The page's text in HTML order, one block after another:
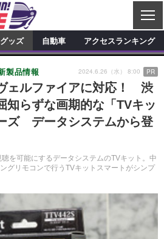
C
L
S
新製品情報
ショップ訪問記
デモカー製作記
カスタマイズ新製品情報
カーグッズ新製品情報
ッズ 自動車 アクセスランキング
ェルファイアに対応！ 渋
知らずな画期的な「TVキッ
ズ データシステムから登
を可能にするデータシステムのTVキット。中
グリモコンで行うTVキットスマートがシンプ
製品情報 2024.6.26（水） 8:00 PR